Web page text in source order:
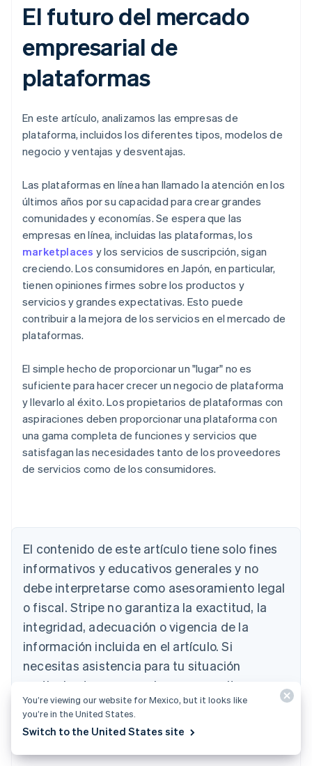
El futuro del mercado
empresarial de
plataformas
En este artículo, analizamos las empresas de
plataforma, incluidos los diferentes tipos, modelos de
negocio y ventajas y desventajas.
Las plataformas en línea han llamado la atención en los
últimos años por su capacidad para crear grandes
comunidades y economías. Se espera que las
empresas en línea, incluidas las plataformas, los
marketplaces y los servicios de suscripción, sigan
creciendo. Los consumidores en Japón, en particular,
tienen opiniones firmes sobre los productos y
servicios y grandes expectativas. Esto puede
contribuir a la mejora de los servicios en el mercado de
plataformas.
El simple hecho de proporcionar un "lugar" no es
suficiente para hacer crecer un negocio de plataforma
y llevarlo al éxito. Los propietarios de plataformas con
aspiraciones deben proporcionar una plataforma con
una gama completa de funciones y servicios que
satisfagan las necesidades tanto de los proveedores
de servicios como de los consumidores.
El contenido de este artículo tiene solo fines
informativos y educativos generales y no
debe interpretarse como asesoramiento legal
o fiscal. Stripe no garantiza la exactitud, la
integridad, adecuación o vigencia de la
información incluida en el artículo. Si
necesitas asistencia para tu situación
particular, te recomendamos consultar a un
abogado o un contador competente con
licencia para ejercer en tu jurisdicción.
Australia
Austria
DeutschEnglish
Bélgica
Nederlands Français Deutsch English
Brasil
Português English
Bulgaria
English
Canadá
English Français
China continental
English
Chipre
English
EnglishItaliano
You’re viewing our website for Mexico, but it looks like
you’re in the United States.
Switch to the United States site